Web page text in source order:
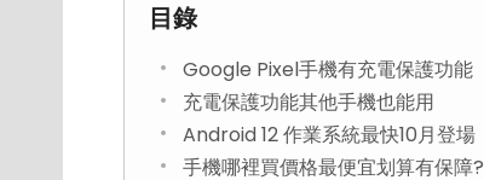
目錄
Google Pixel手機有充電保護功能
充電保護功能其他手機也能用
Android 12 作業系統最快10月登場
手機哪裡買價格最便宜划算有保障?